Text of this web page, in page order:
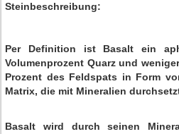
Steinbeschreibung:
Per Definition ist Basalt ein
Volumenprozent Quarz und
Prozent des Feldspats in Form
Matrix, die mit Mineralien
Basalt wird durch seinen